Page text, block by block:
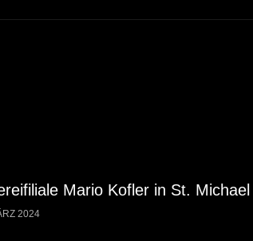
Mario Kofler in St. Michael
2024